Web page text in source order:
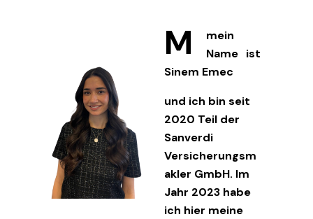
M
mein
Name ist
Sinem Emec
und ich bin seit
2020 Teil der
Sanverdi
Versicherungsm
akler GmbH. Im
Jahr 2023 habe
ich hier meine